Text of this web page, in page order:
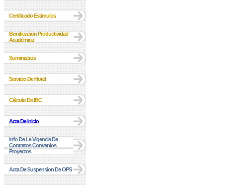
Certificado Estimulos
Bonificacion Productividad
Académica
Suministros
Servicio De Hotel
Cálculo De IBC
Acta De Inicio
Info De La Vigencia De
Contratos Convenios
Proyectos
Acta De Suspension De OPS